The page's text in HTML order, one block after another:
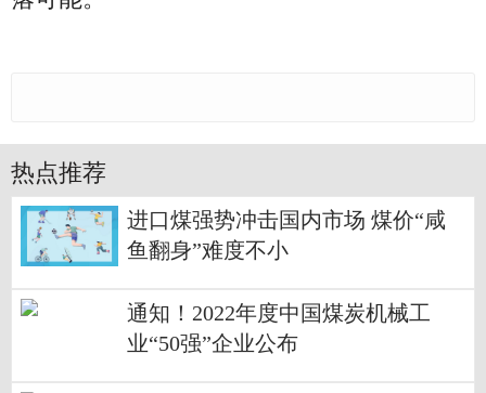
热点推荐
进口煤强势冲击国内市场 煤价“咸
鱼翻身”难度不小
通知！2022年度中国煤炭机械工
业“50强”企业公布